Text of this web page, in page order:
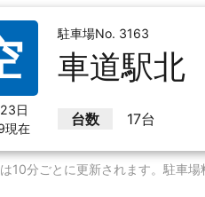
日
現在
駐車場No. 3163
車道駅北
台数 17台
10分ごとに更新されます。駐車